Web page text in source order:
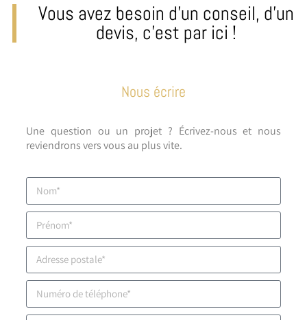
Vous avez besoin d’un conseil, d’un
devis, c’est par ici !
Nous écrire
Une question ou un projet ? Écrivez-nous et nous
reviendrons vers vous au plus vite.